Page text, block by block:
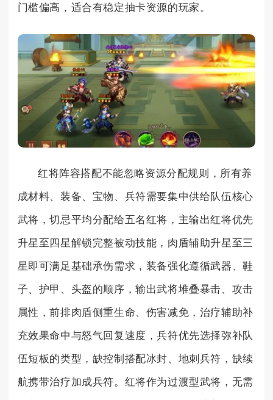
门槛偏高，适合有稳定抽卡资源的玩家。
红将阵容搭配不能忽略资源分配规则，所有养
成材料、装备、宝物、兵符需要集中供给队伍核心
武将，切忌平均分配给五名红将，主输出红将优先
升星至四星解锁完整被动技能，肉盾辅助升星至三
星即可满足基础承伤需求，装备强化遵循武器、鞋
子、护甲、头盔的顺序，输出武将堆叠暴击、攻击
属性，前排肉盾侧重生命、伤害减免，治疗辅助补
充效果命中与怒气回复速度，兵符优先选择弥补队
伍短板的类型，缺控制搭配冰封、地刺兵符，缺续
航携带治疗加成兵符。红将作为过渡型武将，无需